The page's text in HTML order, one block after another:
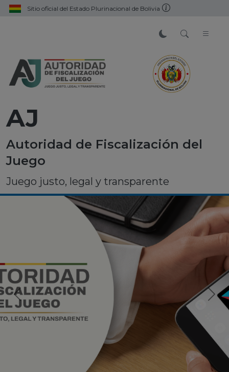
Sitio oficial del Estado Plurinacional de Bolivia
AJ
Autoridad de Fiscalización del
Juego
Juego justo, legal y transparente